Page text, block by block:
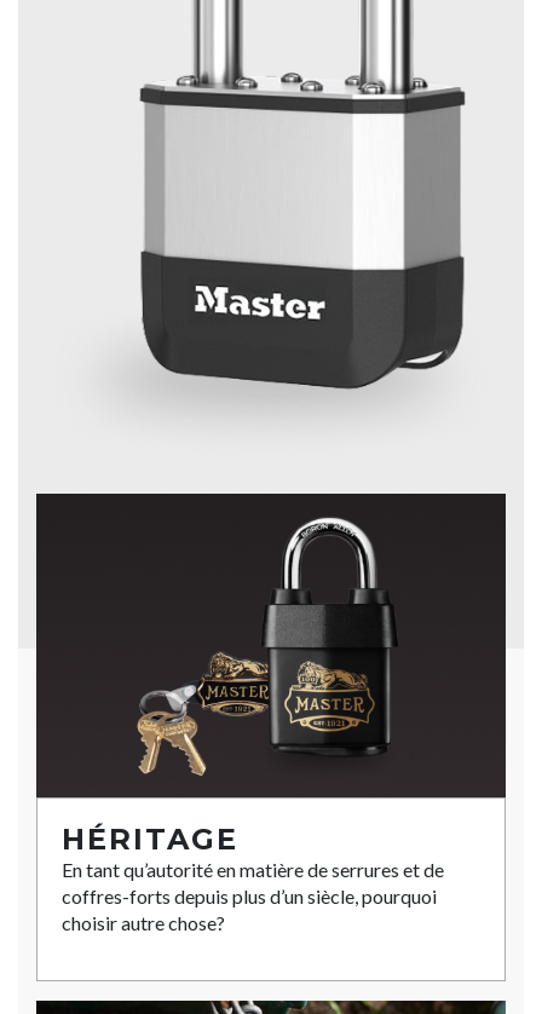
HÉRITAGE
En tant qu’autorité en matière de serrures et de
coffres-forts depuis plus d’un siècle, pourquoi
choisir autre chose?